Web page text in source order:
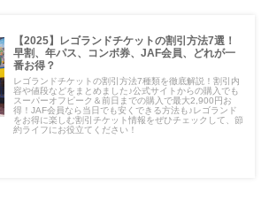
【2025】レゴランドチケットの割引方法7選！
早割、年パス、コンボ券、JAF会員、どれが一
番お得？
レゴランドチケットの割引方法7種類を徹底解説！割引内
容や値段などをまとめました♪公式サイトからの購入でも
スーパーオフピーク＆前日までの購入で最大2,900円お
得！JAF会員なら当日でも安くできる方法も♪レゴランド
をお得に楽しむ割引チケット情報をぜひチェックして、節
約ライフにお役立てください！